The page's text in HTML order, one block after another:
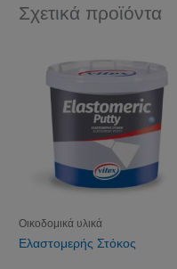
Σχετικά προϊόντα
Οικοδομικά υλικά
Ελαστομερής Στόκος